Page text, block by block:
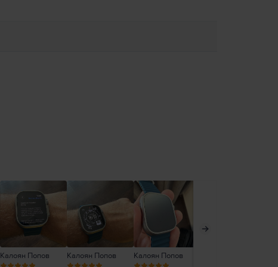
Калоян Попов Калоян Попов Калоян Попов